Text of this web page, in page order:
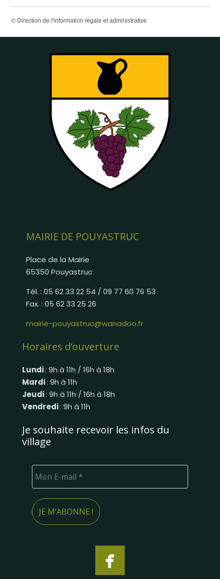
© Direction de l'information légale et administrative
MAIRIE DE POUYASTRUC
Place de la Mairie
65350 Pouyastruc
Tél. : 05 62 33 22 54 / 09 77 60 76 53
Fax. : 05 62 33 25 26
mairie-pouyastruc@wanadoo.fr
Horaires d’ouverture
Lundi: 9h à 11h / 16h à 18h
Mardi: 9h à 11h
Jeudi: 9h à 11h / 16h à 18h
Vendredi: 9h à 11h
Je souhaite recevoir les infos du
village